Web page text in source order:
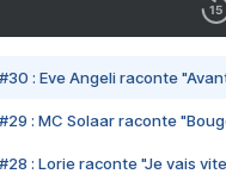
#30 : Eve Angeli raconte
#29 : MC Solaar raconte
#28 : Lorie raconte "Je vais